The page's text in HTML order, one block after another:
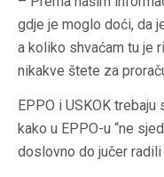
gdje je moglo doći, da
a koliko shvaćam tu je
nikakve štete za
EPPO i USKOK
kako u EPPO-u “ne
doslovno do jučer radili